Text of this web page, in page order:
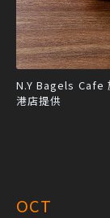
N.Y Bagels Cafe
港店提供
OCT